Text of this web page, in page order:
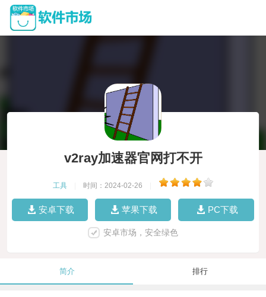
v2ray加速器官网打不开
工具 时间：2024-02-26
安卓下载 苹果下载 PC下载
安卓市场，安全绿色
简介 排行